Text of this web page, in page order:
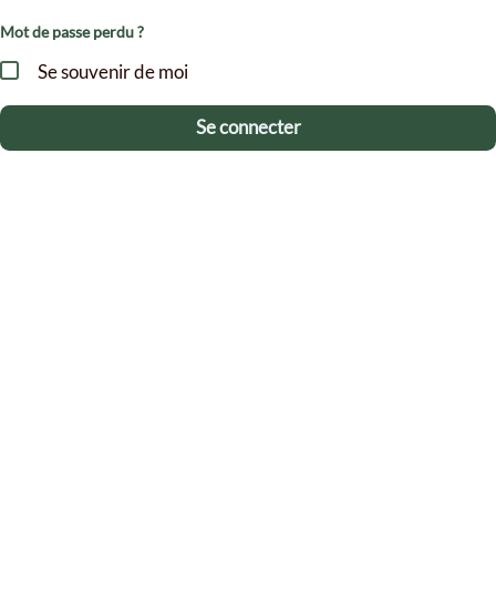
Mot de passe perdu ?
Se souvenir de moi
Se connecter